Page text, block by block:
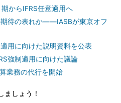
からIFRS任意適用へ
期待の表れか——IASBが東京オフ
用に向けた説明資料を公表
強制適用に向けた議論
業務の代行を開始
しょう！